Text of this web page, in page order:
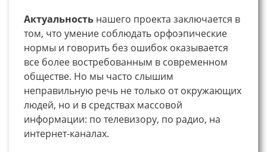
Актуальность нашего проекта заключается в
том, что умение соблюдать орфоэпические
нормы и говорить без ошибок оказывается
все более востребованным в современном
обществе. Но мы часто слышим
неправильную речь не только от окружающих
людей, но и в средствах массовой
информации: по телевизору, по радио, на
интернет-каналах.